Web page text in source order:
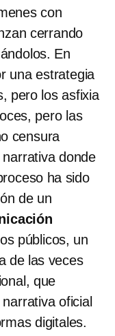
con
cerrando
En
una estrategia
pero los asfixia
pero las
censura
donde
ha sido
de un
públicos, un
de las veces
que
oficial
digitales.